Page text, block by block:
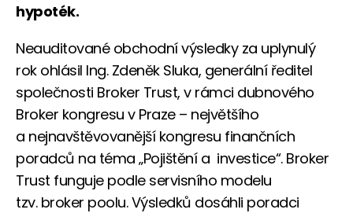
hypoték.
Neauditované obchodní výsledky za uplynulý
rok ohlásil Ing. Zdeněk Sluka, generální ředitel
společnosti Broker Trust, v rámci dubnového
Broker kongresu v Praze – největšího
a nejnavštěvovanější kongresu finančních
poradců na téma „Pojištění a investice“. Broker
Trust funguje podle servisního modelu
tzv. broker poolu. Výsledků dosáhli poradci